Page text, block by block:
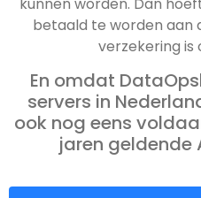
betaald te worden aan
verzekering is
En omdat
servers in
ook nog eens
jaren geldende